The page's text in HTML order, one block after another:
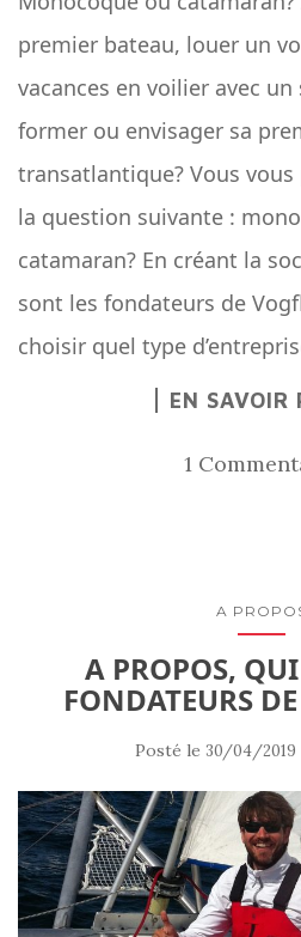
premier bateau, louer un
vacances en voilier avec
former ou envisager sa
transatlantique? Vous
la question suivante :
catamaran? En créant la
sont les fondateurs de
choisir quel type
EN SAVOIR
1
A
A PROPOS,
FONDATEURS
Posté le 30/04/2019